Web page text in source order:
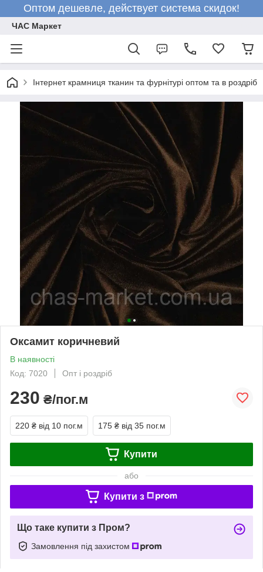
Оптом дешевле, действует система скидок!
ЧАС Маркет
Інтернет крамниця тканин та фурнітурі оптом та в роздріб
Оксамит коричневий
В наявності
Код: 7020
Опт і роздріб
230 ₴/пог.м
220 ₴ від 10 пог.м 175 ₴ від 35 пог.м
Купити
або
Купити з
Що таке купити з Пром?
Замовлення під захистом